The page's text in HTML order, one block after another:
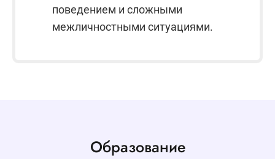
поведением и сложными
межличностными ситуациями.
Образование